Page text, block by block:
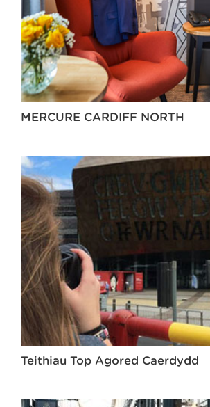
MERCURE CARDIFF NORTH
Teithiau Top Agored Caerdydd